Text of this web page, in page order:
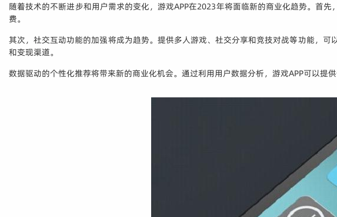
随着技术的不断进步和用户需求的变化，游戏APP在2023年将面临新的商业化趋势。首
费。
其次，社交互动功能的加强将成为趋势。提供多人游戏、社交分享和竞技对战等功能，
和变现渠道。
数据驱动的个性化推荐将带来新的商业化机会。通过利用用户数据分析，游戏APP可以提